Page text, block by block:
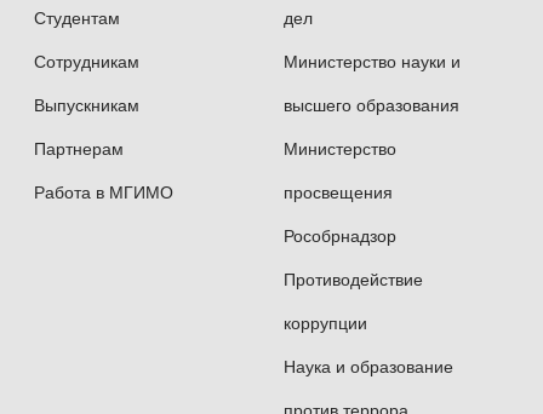
Математика
статистика
Общий стаж работы: с 1983 года.
Стаж работы по специальности: с 1983 года.
Стаж работы в МГИМО: с 2016 года.
Студентам
Сотрудникам
Выпускникам
Партнерам
Работа в МГИМО
дел
Министерство науки и
высшего образования
Министерство
просвещения
Рособрнадзор
Противодействие
коррупции
Наука и образование